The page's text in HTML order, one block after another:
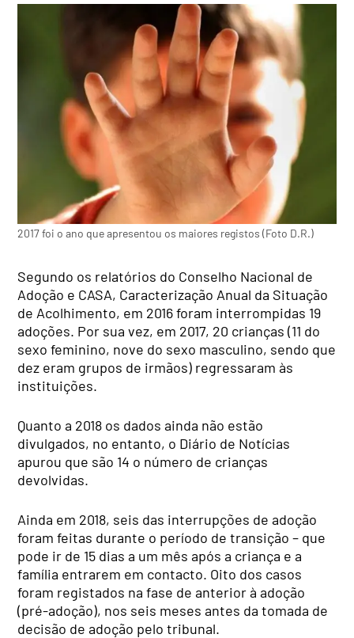
2017 foi o ano que apresentou os maiores registos (Foto D.R.)
Segundo os relatórios do Conselho Nacional de
Adoção e CASA, Caracterização Anual da Situação
de Acolhimento, em 2016 foram interrompidas 19
adoções. Por sua vez, em 2017, 20 crianças (11 do
sexo feminino, nove do sexo masculino, sendo que
dez eram grupos de irmãos) regressaram às
instituições.
Quanto a 2018 os dados ainda não estão
divulgados, no entanto, o Diário de Notícias
apurou que são 14 o número de crianças
devolvidas.
Ainda em 2018, seis das interrupções de adoção
foram feitas durante o período de transição – que
pode ir de 15 dias a um mês após a criança e a
família entrarem em contacto. Oito dos casos
foram registados na fase de anterior à adoção
(pré-adoção), nos seis meses antes da tomada de
decisão de adoção pelo tribunal.